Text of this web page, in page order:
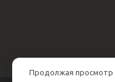
Продолжая просмотр